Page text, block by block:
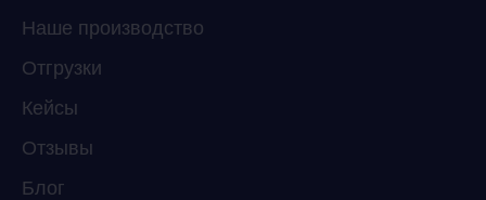
Наше производство
Отгрузки
Кейсы
Отзывы
Блог
Мессенджеры
Свяжитесь с нами через любой удобный